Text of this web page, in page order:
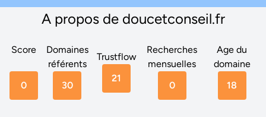
A propos de doucetconseil.fr
Score
0
Domaines
référents
30
Trustflow
21
Recherches
mensuelles
0
Age du
domaine
18